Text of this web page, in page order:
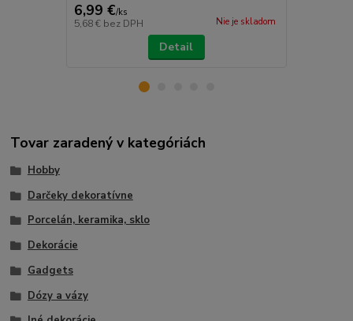
6,99 €/ks
5,68 € bez DPH Nie je skladom
Detail
Tovar zaradený v kategóriách
Hobby
Darčeky dekoratívne
Porcelán, keramika, sklo
Dekorácie
Gadgets
Dózy a vázy